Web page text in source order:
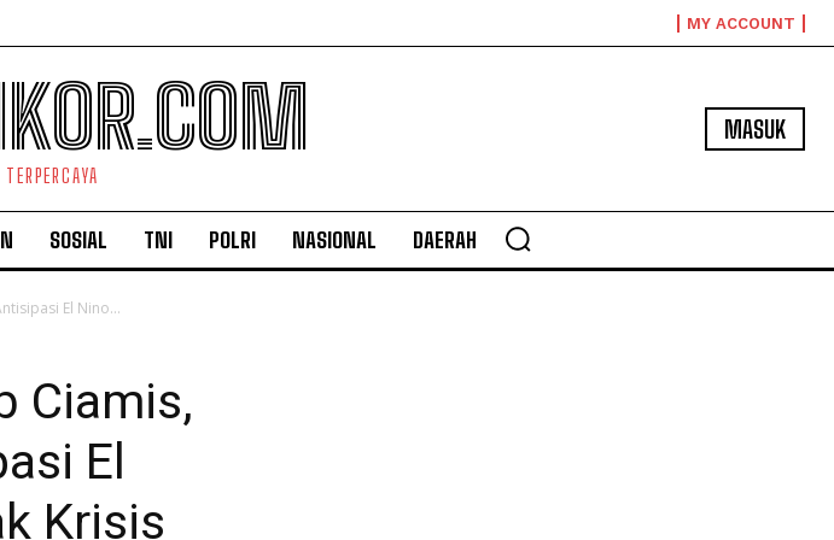
MY ACCOUNT
MASUK
SOSIAL TNI POLRI NASIONAL DAERAH
El Nino...
Ciamis,
El
Krisis